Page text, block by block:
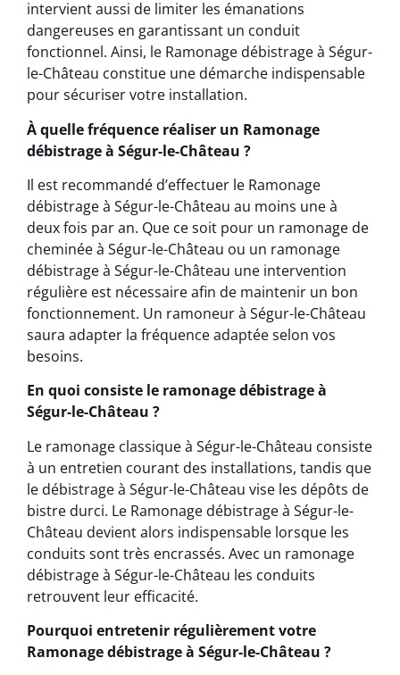
intervient aussi de limiter les émanations
dangereuses en garantissant un conduit
fonctionnel. Ainsi, le Ramonage débistrage à Ségur-
le-Château constitue une démarche indispensable
pour sécuriser votre installation.
À quelle fréquence réaliser un Ramonage
débistrage à Ségur-le-Château ?
Il est recommandé d’effectuer le Ramonage
débistrage à Ségur-le-Château au moins une à
deux fois par an. Que ce soit pour un ramonage de
cheminée à Ségur-le-Château ou un ramonage
débistrage à Ségur-le-Château une intervention
régulière est nécessaire afin de maintenir un bon
fonctionnement. Un ramoneur à Ségur-le-Château
saura adapter la fréquence adaptée selon vos
besoins.
En quoi consiste le ramonage débistrage à
Ségur-le-Château ?
Le ramonage classique à Ségur-le-Château consiste
à un entretien courant des installations, tandis que
le débistrage à Ségur-le-Château vise les dépôts de
bistre durci. Le Ramonage débistrage à Ségur-le-
Château devient alors indispensable lorsque les
conduits sont très encrassés. Avec un ramonage
débistrage à Ségur-le-Château les conduits
retrouvent leur efficacité.
Pourquoi entretenir régulièrement votre
Ramonage débistrage à Ségur-le-Château ?